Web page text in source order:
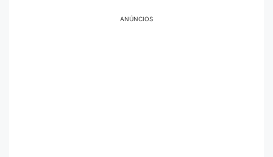
ANÚNCIOS